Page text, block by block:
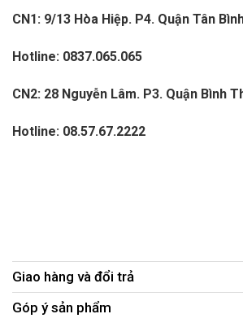
CN1: 9/13 Hòa Hiệp. P4. Quận Tân
Hotline: 0837.065.065
CN2: 28 Nguyễn Lâm. P3. Quận Bình
Hotline: 08.57.67.2222
Giao hàng và đổi trả
Góp ý sản phẩm